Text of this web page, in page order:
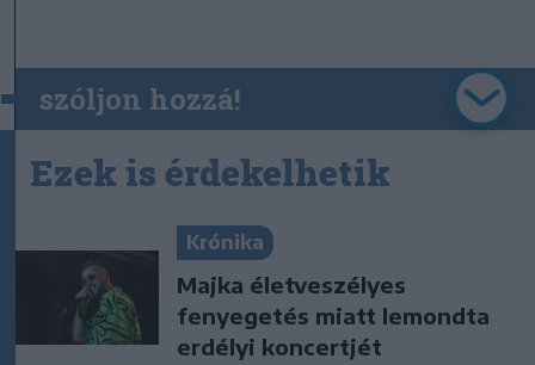
szóljon hozzá!
Ezek is érdekelhetik
Krónika
Majka életveszélyes
fenyegetés miatt lemondta
erdélyi koncertjét